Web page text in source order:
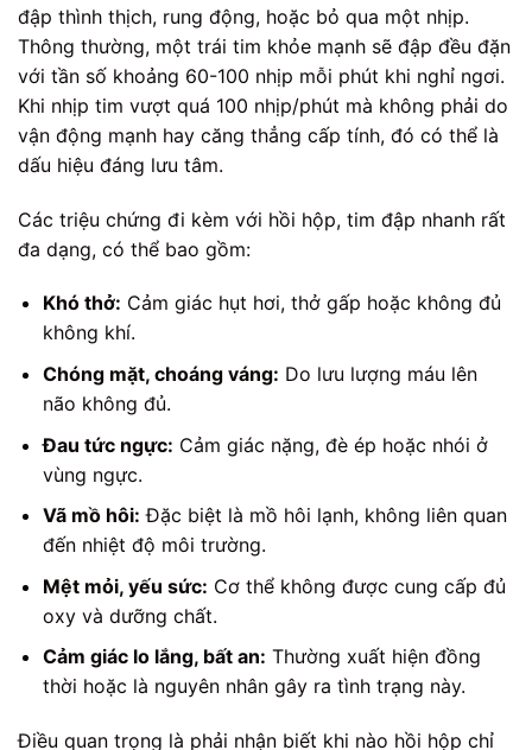
đập thình thịch, rung động, hoặc bỏ qua một nhịp.
Thông thường, một trái tim khỏe mạnh sẽ đập đều đặn
với tần số khoảng 60-100 nhịp mỗi phút khi nghỉ ngơi.
Khi nhịp tim vượt quá 100 nhịp/phút mà không phải do
vận động mạnh hay căng thẳng cấp tính, đó có thể là
dấu hiệu đáng lưu tâm.
Các triệu chứng đi kèm với hồi hộp, tim đập nhanh rất
đa dạng, có thể bao gồm:
Khó thở: Cảm giác hụt hơi, thở gấp hoặc không đủ
không khí.
Chóng mặt, choáng váng: Do lưu lượng máu lên
não không đủ.
Đau tức ngực: Cảm giác nặng, đè ép hoặc nhói ở
vùng ngực.
Vã mồ hôi: Đặc biệt là mồ hôi lạnh, không liên quan
đến nhiệt độ môi trường.
Mệt mỏi, yếu sức: Cơ thể không được cung cấp đủ
oxy và dưỡng chất.
Cảm giác lo lắng, bất an: Thường xuất hiện đồng
thời hoặc là nguyên nhân gây ra tình trạng này.
Điều quan trọng là phải nhận biết khi nào hồi hộp chỉ